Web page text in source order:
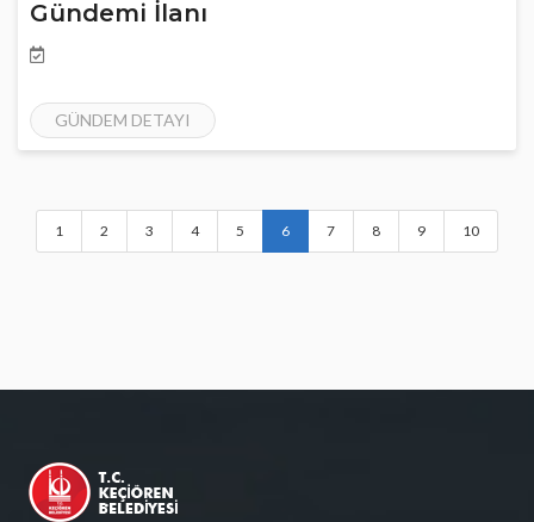
Gündemi İlanı
GÜNDEM DETAYI
1 2 3 4 5 6 7 8 9 10